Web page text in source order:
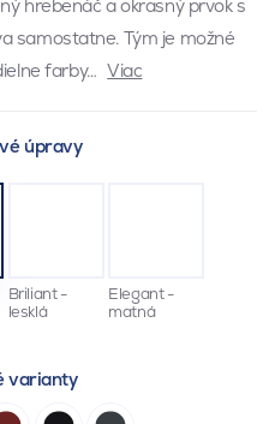
hrebenáč a okrasný prvok s
samostatne. Tým je možné
farby… Viac
úpravy
Briliant -
lesklá
Elegant -
matná
varianty